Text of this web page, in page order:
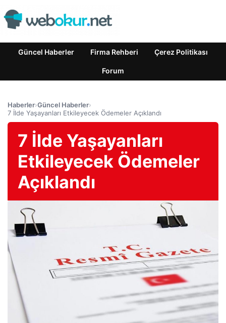
Güncel Haberler Firma Rehberi Çerez Politikası
Forum
Haberler›Güncel Haberler›
7 İlde Yaşayanları Etkileyecek Ödemeler Açıklandı
7 İlde Yaşayanları
Etkileyecek Ödemeler
Açıklandı